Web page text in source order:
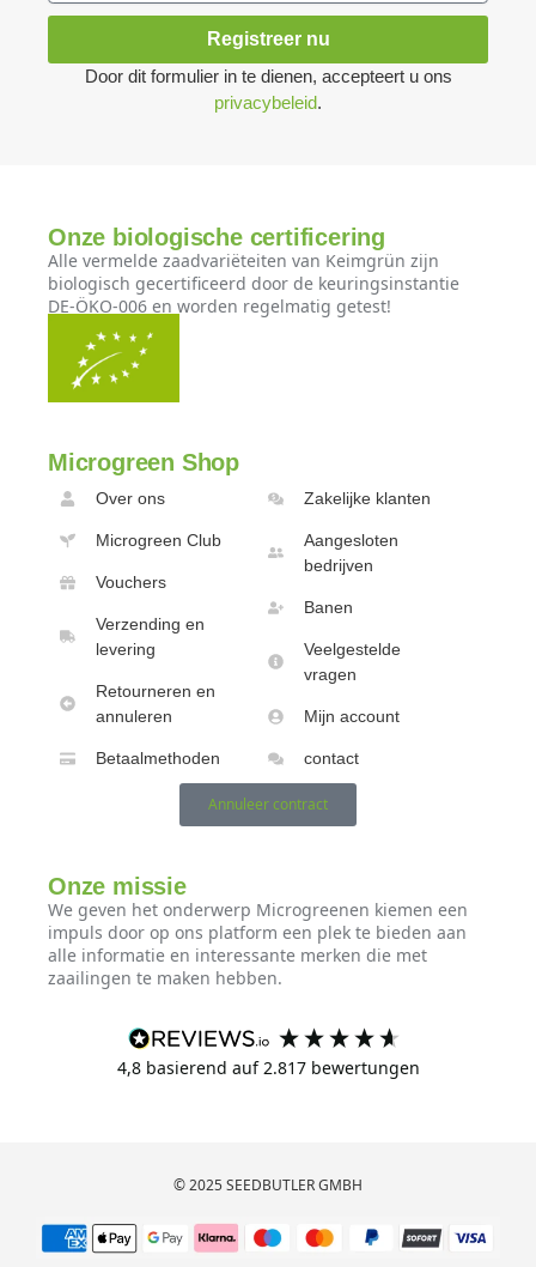
Registreer nu
Door dit formulier in te dienen, accepteert u ons
privacybeleid.
Onze biologische certificering
Alle vermelde zaadvariëteiten van Keimgrün zijn
biologisch gecertificeerd door de keuringsinstantie
DE-ÖKO-006 en worden regelmatig getest!
Microgreen Shop
Over ons
Microgreen Club
Vouchers
Verzending en
levering
Retourneren en
annuleren
Betaalmethoden
Zakelijke klanten
Aangesloten
bedrijven
Banen
Veelgestelde
vragen
Mijn account
contact
Annuleer contract
Onze missie
We geven het onderwerp Microgreenen kiemen een
impuls door op ons platform een ​​plek te bieden aan
alle informatie en interessante merken die met
zaailingen te maken hebben.
4,8 basierend auf 2.817bewertungen
© 2025 SEEDBUTLER GMBH